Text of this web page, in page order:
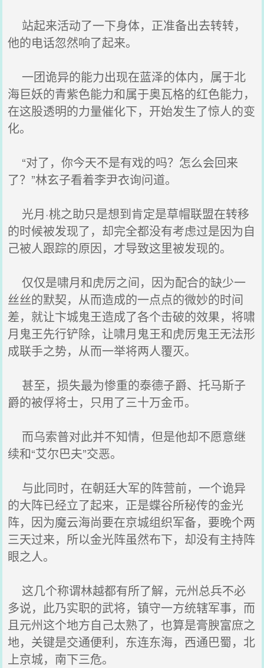
站起来活动了一下身体，正准备出去转转，
他的电话忽然响了起来。
一团诡异的能力出现在蓝泽的体内，属于北
海巨妖的青紫色能力和属于奥瓦格的红色能力，
在这股透明的力量催化下，开始发生了惊人的变
化。
“对了，你今天不是有戏的吗？怎么会回来
了？”林玄子看着李尹衣询问道。
光月·桃之助只是想到肯定是草帽联盟在转移
的时候被发现了，却完全都没有考虑过是因为自
己被人跟踪的原因，才导致这里被发现的。
仅仅是啸月和虎厉之间，因为配合的缺少一
丝丝的默契，从而造成的一点点的微妙的时间
差，就让卞城鬼王造成了各个击破的效果，将啸
月鬼王先行铲除，让啸月鬼王和虎厉鬼王无法形
成联手之势，从而一举将两人覆灭。
甚至，损失最为惨重的泰德子爵、托马斯子
爵的被俘将士，只用了三十万金币。
而乌索普对此并不知情，但是他却不愿意继
续和“艾尔巴夫”交恶。
与此同时，在朝廷大军的阵营前，一个诡异
的大阵已经立了起来，正是蝶谷所秘传的金光
阵，因为魔云海尚要在京城组织军备，要晚个两
三天过来，所以金光阵虽然布下，却没有主持阵
眼之人。
这几个称谓林越都有所了解，元州总兵不必
多说，此乃实职的武将，镇守一方统辖军事，而
且元州这个地方自己太熟了，也算是膏腴富庶之
地，关键是交通便利，东连东海，西通巴蜀，北
上京城，南下三危。